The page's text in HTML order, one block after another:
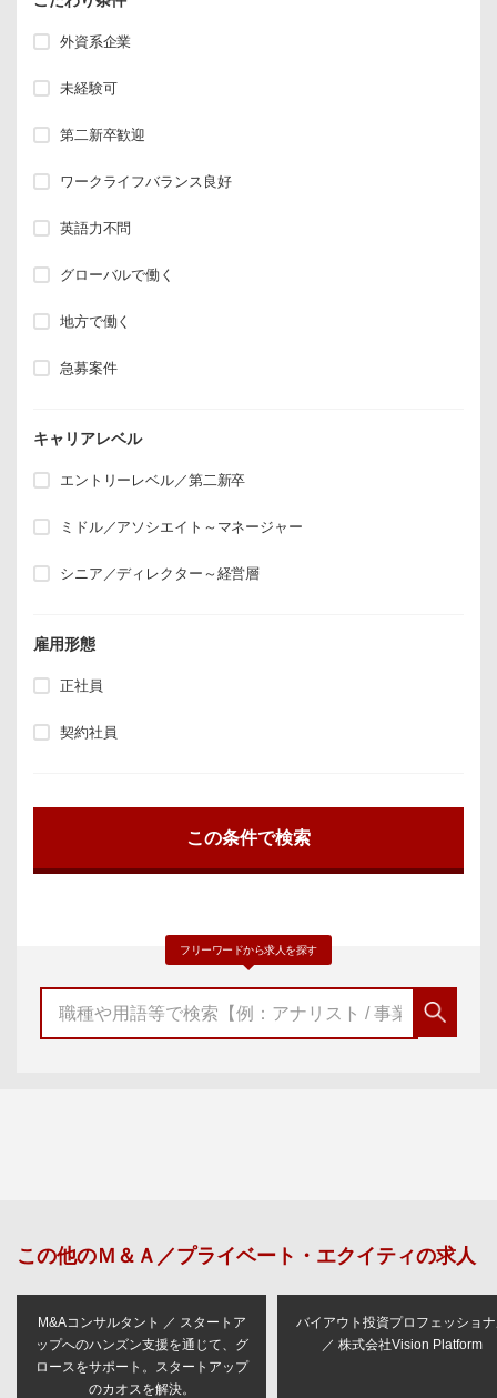
外資系企業
未経験可
第二新卒歓迎
ワークライフバランス良好
英語力不問
グローバルで働く
地方で働く
急募案件
キャリアレベル
エントリーレベル／第二新卒
ミドル／アソシエイト～マネージャー
シニア／ディレクター～経営層
雇用形態
正社員
契約社員
フリーワードから求人を探す
この他のＭ＆Ａ／プライベート・エクイティの求人
M&Aコンサルタント ／ スタートア
ップへのハンズン支援を通じて、グ
ロースをサポート。スタートアップ
のカオスを解決。
バイアウト投資プロフェッショ
／ 株式会社Vision Platform